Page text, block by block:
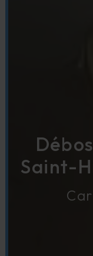
Saint-